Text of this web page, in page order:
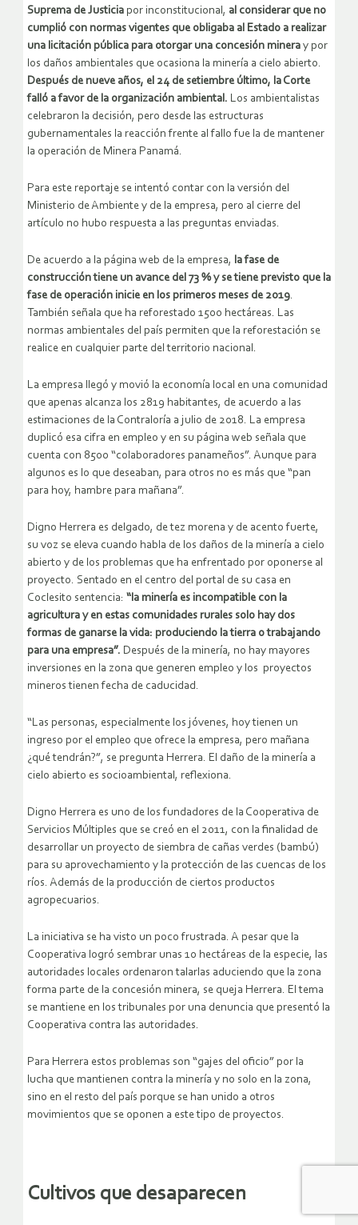
Suprema de Justicia por inconstitucional, al considerar que no
cumplió con normas vigentes que obligaba al Estado a realizar
una licitación pública para otorgar una concesión minera y por
los daños ambientales que ocasiona la minería a cielo abierto.
Después de nueve años, el 24 de setiembre último, la Corte
falló a favor de la organización ambiental. Los ambientalistas
celebraron la decisión, pero desde las estructuras
gubernamentales la reacción frente al fallo fue la de mantener
la operación de Minera Panamá.
Para este reportaje se intentó contar con la versión del
Ministerio de Ambiente y de la empresa, pero al cierre del
artículo no hubo respuesta a las preguntas enviadas.
De acuerdo a la página web de la empresa, la fase de
construcción tiene un avance del 73 % y se tiene previsto que la
fase de operación inicie en los primeros meses de 2019.
También señala que ha reforestado 1500 hectáreas. Las
normas ambientales del país permiten que la reforestación se
realice en cualquier parte del territorio nacional.
La empresa llegó y movió la economía local en una comunidad
que apenas alcanza los 2819 habitantes, de acuerdo a las
estimaciones de la Contraloría a julio de 2018. La empresa
duplicó esa cifra en empleo y en su página web señala que
cuenta con 8500 “colaboradores panameños”. Aunque para
algunos es lo que deseaban, para otros no es más que “pan
para hoy, hambre para mañana”.
Digno Herrera es delgado, de tez morena y de acento fuerte,
su voz se eleva cuando habla de los daños de la minería a cielo
abierto y de los problemas que ha enfrentado por oponerse al
proyecto. Sentado en el centro del portal de su casa en
Coclesito sentencia: “la minería es incompatible con la
agricultura y en estas comunidades rurales solo hay dos
formas de ganarse la vida: produciendo la tierra o trabajando
para una empresa”. Después de la minería, no hay mayores
inversiones en la zona que generen empleo y los proyectos
mineros tienen fecha de caducidad.
“Las personas, especialmente los jóvenes, hoy tienen un
ingreso por el empleo que ofrece la empresa, pero mañana
¿qué tendrán?”, se pregunta Herrera. El daño de la minería a
cielo abierto es socioambiental, reflexiona.
Digno Herrera es uno de los fundadores de la Cooperativa de
Servicios Múltiples que se creó en el 2011, con la finalidad de
desarrollar un proyecto de siembra de cañas verdes (bambú)
para su aprovechamiento y la protección de las cuencas de los
ríos. Además de la producción de ciertos productos
agropecuarios.
La iniciativa se ha visto un poco frustrada. A pesar que la
Cooperativa logró sembrar unas 10 hectáreas de la especie, las
autoridades locales ordenaron talarlas aduciendo que la zona
forma parte de la concesión minera, se queja Herrera. El tema
se mantiene en los tribunales por una denuncia que presentó la
Cooperativa contra las autoridades.
Para Herrera estos problemas son “gajes del oficio” por la
lucha que mantienen contra la minería y no solo en la zona,
sino en el resto del país porque se han unido a otros
movimientos que se oponen a este tipo de proyectos.
Cultivos que desaparecen